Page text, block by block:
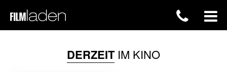
DERZEITIM KINO